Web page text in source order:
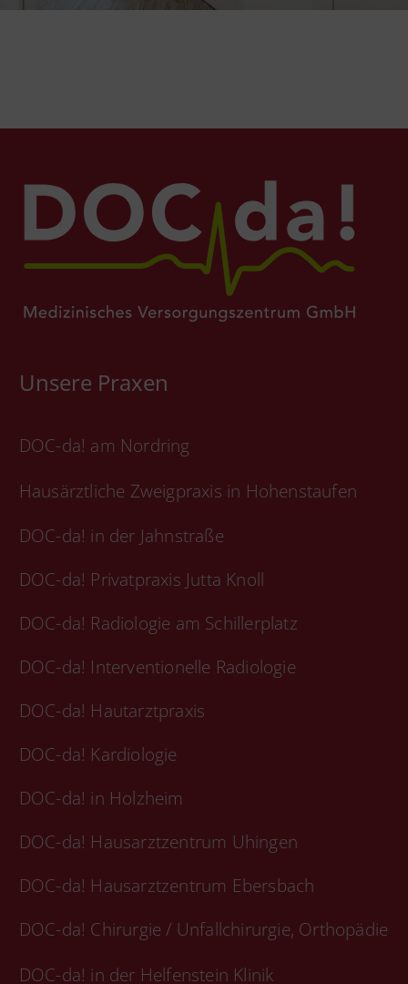
Unsere Praxen
DOC-da! am Nordring
Hausärztliche Zweigpraxis in Hohenstaufen
DOC-da! in der Jahnstraße
DOC-da! Privatpraxis Jutta Knoll
DOC-da! Radiologie am Schillerplatz
DOC-da! Interventionelle Radiologie
DOC-da! Hautarztpraxis
DOC-da! Kardiologie
DOC-da! in Holzheim
DOC-da! Hausarztzentrum Uhingen
DOC-da! Hausarztzentrum Ebersbach
DOC-da! Chirurgie / Unfallchirurgie, Orthopädie
DOC-da! in der Helfenstein Klinik